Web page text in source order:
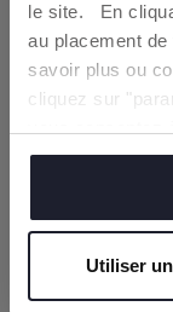
le site. En
au placement
savoir plus ou
cliquez sur
techniques, qui
Utiliser +
Lot de bodys
En